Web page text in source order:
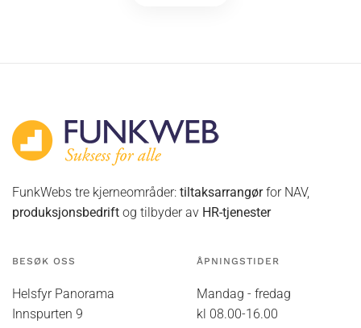
FunkWebs tre kjerneområder: tiltaksarrangørfor NAV,
produksjonsbedrift og tilbyder av HR-tjenester
BESØK OSS
Helsfyr Panorama
Innspurten 9
ÅPNINGSTIDER
Mandag - fredag
kl 08.00-16.00